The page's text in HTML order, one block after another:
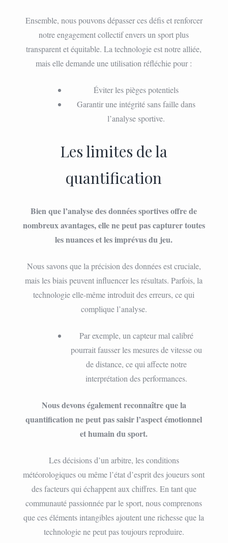
Ensemble, nous pouvons dépasser ces défis et renforcer
notre engagement collectif envers un sport plus
transparent et équitable. La technologie est notre alliée,
mais elle demande une utilisation réfléchie pour :
Éviter les pièges potentiels
Garantir une intégrité sans faille dans
l’analyse sportive.
Les limites de la
quantification
Bien que l’analyse des données sportives offre de
nombreux avantages, elle ne peut pas capturer toutes
les nuances et les imprévus du jeu.
Nous savons que la précision des données est cruciale,
mais les biais peuvent influencer les résultats. Parfois, la
technologie elle-même introduit des erreurs, ce qui
complique l’analyse.
Par exemple, un capteur mal calibré
pourrait fausser les mesures de vitesse ou
de distance, ce qui affecte notre
interprétation des performances.
Nous devons également reconnaître que la
quantification ne peut pas saisir l’aspect émotionnel
et humain du sport.
Les décisions d’un arbitre, les conditions
météorologiques ou même l’état d’esprit des joueurs sont
des facteurs qui échappent aux chiffres. En tant que
communauté passionnée par le sport, nous comprenons
que ces éléments intangibles ajoutent une richesse que la
technologie ne peut pas toujours reproduire.